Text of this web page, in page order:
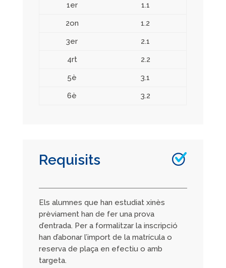
1er
1.1
2on
1.2
3er
2.1
4rt
2.2
5è
3.1
6è
3.2
Requisits
Els alumnes que han estudiat xinès
prèviament han de fer una prova
d’entrada. Per a formalitzar la inscripció
han d’abonar l’import de la matrícula o
reserva de plaça en efectiu o amb
targeta.